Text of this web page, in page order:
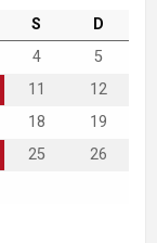
S
D
4
5
11
12
18
19
25
26